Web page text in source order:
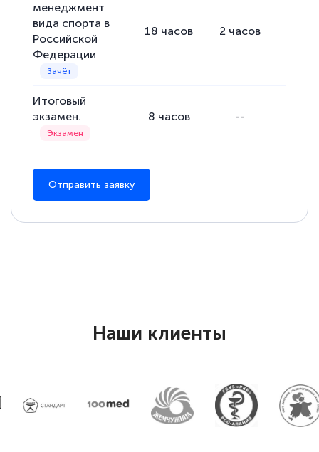
менеджмент
вида спорта в
Российской
Федерации
18 часов 2 часов
Итоговый
экзамен.
8 часов --
Отправить заявку
Наши клиенты